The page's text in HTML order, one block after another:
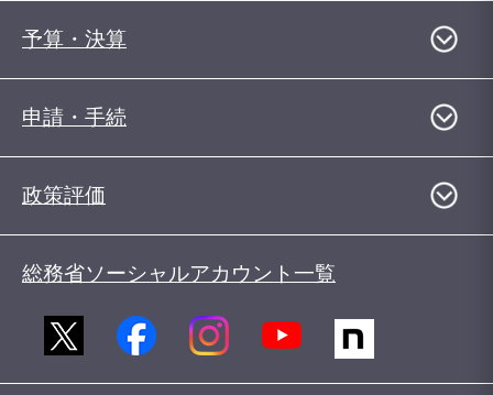
予算・決算
申請・手続
政策評価
総務省ソーシャルアカウント一覧